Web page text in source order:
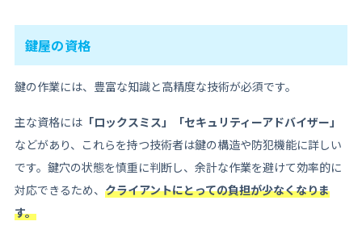
鍵屋の資格
鍵の作業には、豊富な知識と高精度な技術が必須です。
主な資格には「ロックスミス」「セキュリティーアドバイザー」
などがあり、これらを持つ技術者は鍵の構造や防犯機能に詳しい
です。鍵穴の状態を慎重に判断し、余計な作業を避けて効率的に
対応できるため、 クライアントにとっての負担が少なくなりま
す。